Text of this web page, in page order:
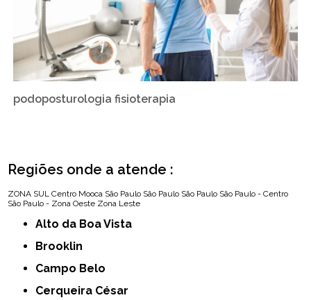
podoposturologia fisioterapia
Regiões onde a atende :
ZONA SUL Centro Mooca São Paulo São Paulo São Paulo São Paulo - Centro
São Paulo - Zona Oeste Zona Leste
Alto da Boa Vista
Brooklin
Campo Belo
Cerqueira César